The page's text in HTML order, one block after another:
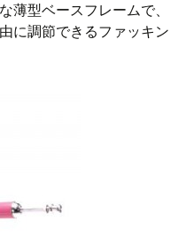
薄型ベースフレームで、
に調節できるファッキン